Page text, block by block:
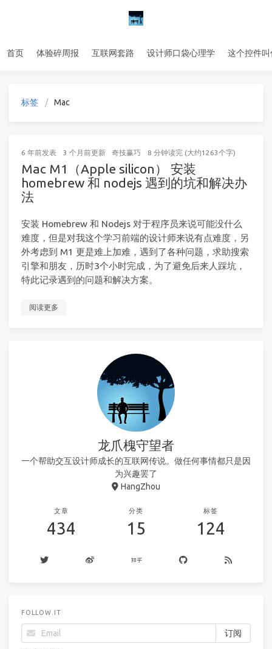
首页 体验碎周报 互联网套路 设计师口袋心理学 这个控件叫
标签 Mac
6 年前发表 3 个月前更新 奇技赢巧 8 分钟读完 (大约1263个字)
Mac M1（Apple silicon） 安装
homebrew 和 nodejs 遇到的坑和解决办
法
安装 Homebrew 和 Nodejs 对于程序员来说可能没什么
难度，但是对我这个学习前端的设计师来说有点难度，另
外考虑到 M1 更是难上加难，遇到了各种问题，求助搜索
引擎和朋友，历时3个小时完成，为了避免后来人踩坑，
特此记录遇到的问题和解决方案。
阅读更多
龙爪槐守望者
一个帮助交互设计师成长的互联网传说。做任何事情都只是因
为兴趣罢了
HangZhou
文章
434
分类
15
标签
124
FOLLOW.IT